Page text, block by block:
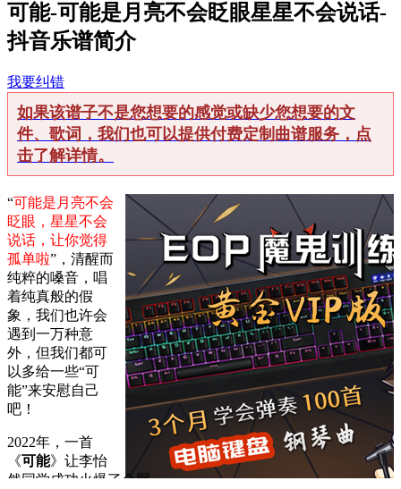
可能-可能是月亮不会眨眼星星不会说话-
抖音乐谱简介
我要纠错
如果该谱子不是您想要的感觉或缺少您想要的文
件、歌词，我们也可以提供付费定制曲谱服务，点
击了解详情。
“可能是月亮不会
眨眼，星星不会
说话，让你觉得
孤单啦”，清醒而
纯粹的嗓音，唱
着纯真般的假
象，我们也许会
遇到一万种意
外，但我们都可
以多给一些“可
能”来安慰自己
吧！
2022年，一首
《可能》让李怡
然同学成功火爆了全网。